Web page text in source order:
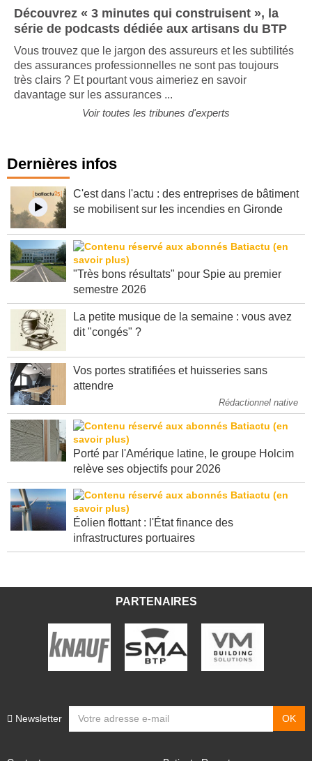
Découvrez « 3 minutes qui construisent », la
série de podcasts dédiée aux artisans du BTP
Vous trouvez que le jargon des assureurs et les subtilités
des assurances professionnelles ne sont pas toujours
très clairs ? Et pourtant vous aimeriez en savoir
davantage sur les assurances ...
Voir toutes les tribunes d'experts
Dernières infos
C'est dans l'actu : des entreprises de bâtiment
se mobilisent sur les incendies en Gironde
"Très bons résultats" pour Spie au premier
semestre 2026
La petite musique de la semaine : vous avez
dit "congés" ?
Vos portes stratifiées et huisseries sans
attendre
Rédactionnel native
Porté par l'Amérique latine, le groupe Holcim
relève ses objectifs pour 2026
Éolien flottant : l'État finance des
infrastructures portuaires
PARTENAIRES
Newsletter